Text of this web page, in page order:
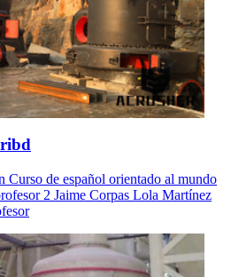
Curso de español orientado al mundo
2 Jaime Corpas Lola Martínez